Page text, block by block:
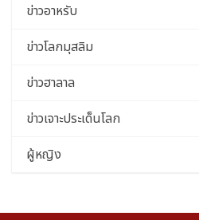
ข่าวอาหรับ
ข่าวโลกมุสลิม
ข่าวฮาลาล
ข่าวเจาะประเด็นโลก
ผู้หญิง